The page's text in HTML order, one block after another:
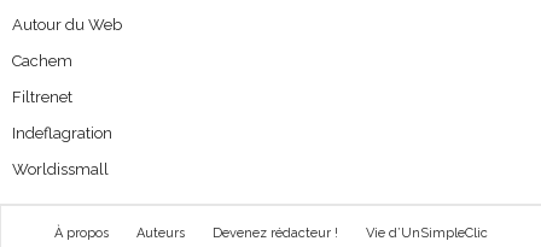
Autour du Web
Cachem
Filtrenet
Indeflagration
Worldissmall
À propos Auteurs Devenez rédacteur ! Vie d’UnSimpleClic